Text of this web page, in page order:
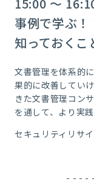
事例で学ぶ
知っておくこ
文書管理を体系的
果的に改善してい
きた文書管理コン
を通して、より実
セキュリティリサ
- - - -